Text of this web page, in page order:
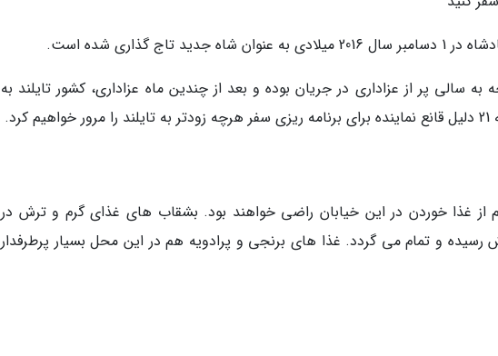
بدون توجه به سالی پر از عزاداری در جریان بوده و بعد از چندین ماه عزاداری، کشور تایلند به
غذا خوردن در این خیابان راضی خواهند بود. بشقاب های غذای گرم و ترش در
و تمام می گردد. غذا های برنجی و پرادویه هم در این محل بسیار پرطرفدار